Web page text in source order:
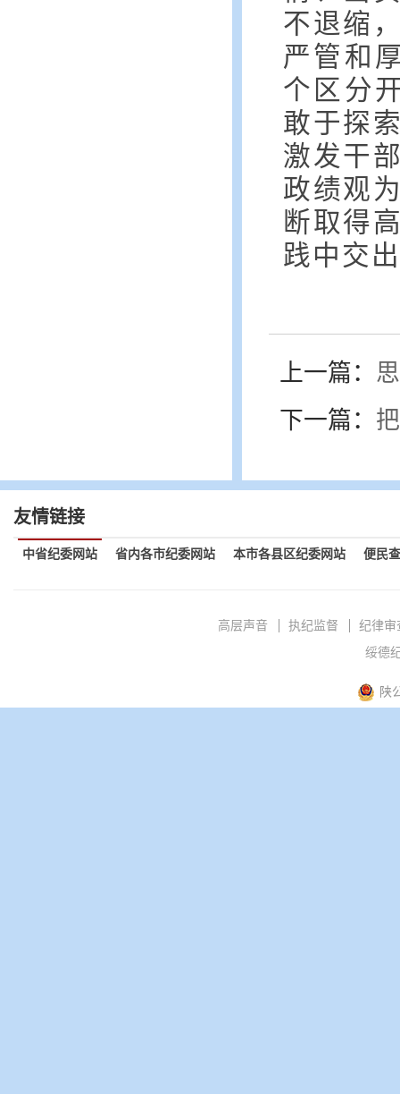
不退缩
严管和
个区分
敢于探
激发干
政绩观
断取得
践中交
上一篇：
下一篇：
友情链接
中省纪委网站 省内各市纪委网站 本市各县区纪委网站 便民
高层声音 执纪监督
纪律审
绥德
陕